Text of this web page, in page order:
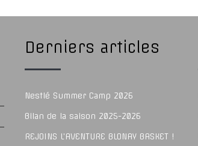
Derniers articles
Nestlé Summer Camp 2026
Bilan de la saison 2025-2026
REJOINS L’AVENTURE BLONAY BASKET !